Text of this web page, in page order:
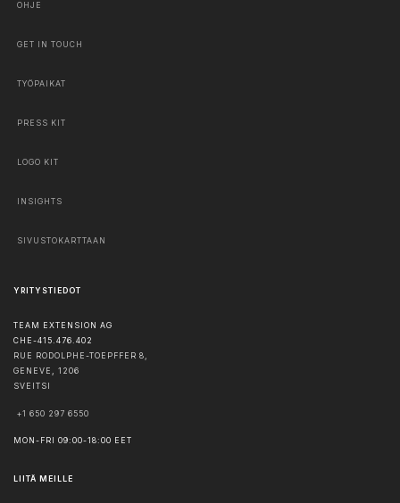
OHJE
GET IN TOUCH
TYÖPAIKAT
PRESS KIT
LOGO KIT
INSIGHTS
SIVUSTOKARTTAAN
YRITYSTIEDOT
TEAM EXTENSION AG
CHE-415.476.402
RUE RODOLPHE-TOEPFFER 8,
GENEVE , 1206
SVEITSI
+1 650 297 6550
MON-FRI 09:00-18:00 EET
LIITÄ MEILLE